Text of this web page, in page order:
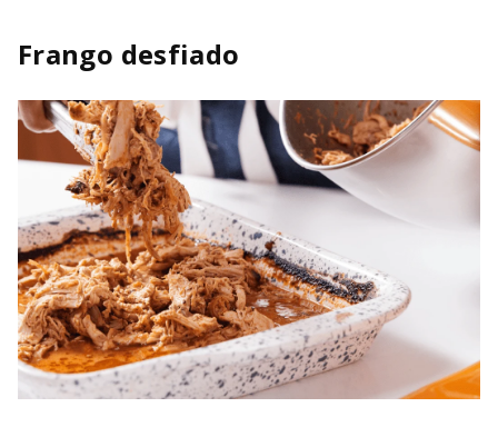
Frango desfiado